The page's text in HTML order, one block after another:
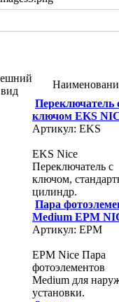
вид
Переключатель
ключом EKS
Артикул: EKS
EKS Nice
Переключатель с
ключом,
цилиндр.
Пара
Medium EPM
Артикул: EPM
EPM Nice Пара
фотоэлементов
Medium для
установки.